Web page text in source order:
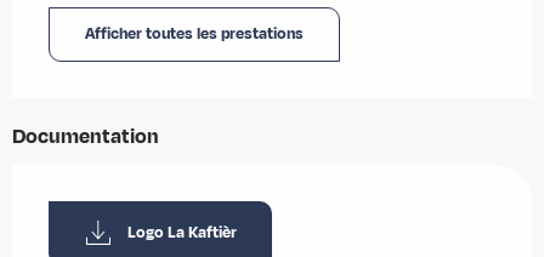
Afficher toutes les prestations
Documentation
Logo La Kaftièr